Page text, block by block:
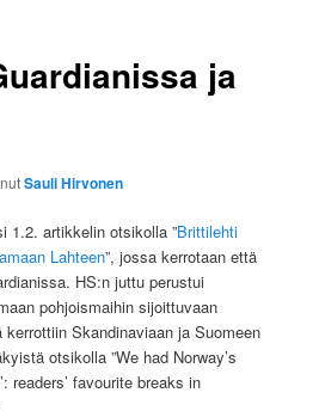
ja
Sauli Hirvonen
1.2. artikkelin otsikolla ”Brittilehti
Lahteen”, jossa kerrotaan että
HS:n juttu perustui
pohjoismaihin sijoittuvaan
Skandinaviaan ja Suomeen
otsikolla ”We had Norway’s
readers’ favourite breaks in
.